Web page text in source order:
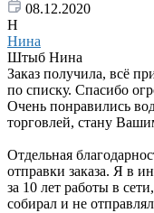
08.12.2020
Н
Нина
Штыб Нина
Заказ получила, всё
по списку. Спасибо
Очень понравились
торговлей, стану
Отдельная
отправки заказа. Я в
за 10 лет работы в
собирал и не